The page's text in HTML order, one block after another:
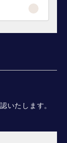
いたします。